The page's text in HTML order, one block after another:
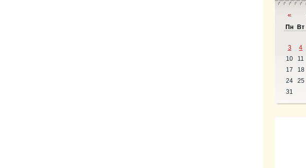
«
Пн Вт
3
4
10
11
17
18
24
25
31